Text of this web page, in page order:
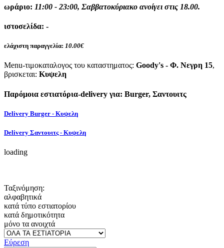
ωράριο: 11:00 - 23:00, Σαββατοκύριακο ανοίγει στις 18.00.
ιστοσελίδα: -
ελάχιστη παραγγελία: 10.00€
Menu-τιμοκαταλογος του καταστηματος: Goody's - Φ. Νεγρη 15,
βρισκεται: Κυψελη
Παρόμοια εστιατόρια-delivery για: Burger, Σαντουιτς
Delivery Burger - Κυψελη
Delivery Σαντουιτς - Κυψελη
loading
Ταξινόμηση:
αλφαβητικά
κατά τύπο εστιατορίου
κατά δημοτικότητα
μόνο τα ανοιχτά
Εύρεση